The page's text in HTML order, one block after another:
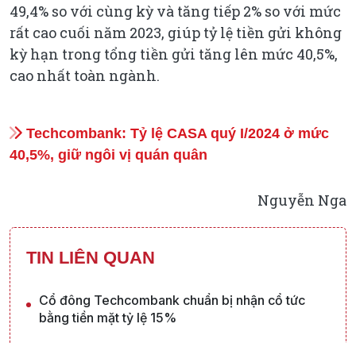
49,4% so với cùng kỳ và tăng tiếp 2% so với mức
rất cao cuối năm 2023, giúp tỷ lệ tiền gửi không
kỳ hạn trong tổng tiền gửi tăng lên mức 40,5%,
cao nhất toàn ngành.
Techcombank: Tỷ lệ CASA quý I/2024 ở mức
40,5%, giữ ngôi vị quán quân
Nguyễn Nga
TIN LIÊN QUAN
Cổ đông Techcombank chuẩn bị nhận cổ tức
bằng tiền mặt tỷ lệ 15%